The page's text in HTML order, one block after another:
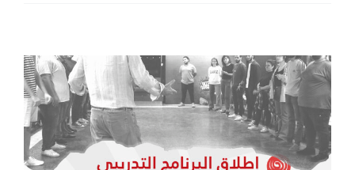
“أكاديمية
الشمس
للفنون
المسرحية”
في
نسخته
الأولى